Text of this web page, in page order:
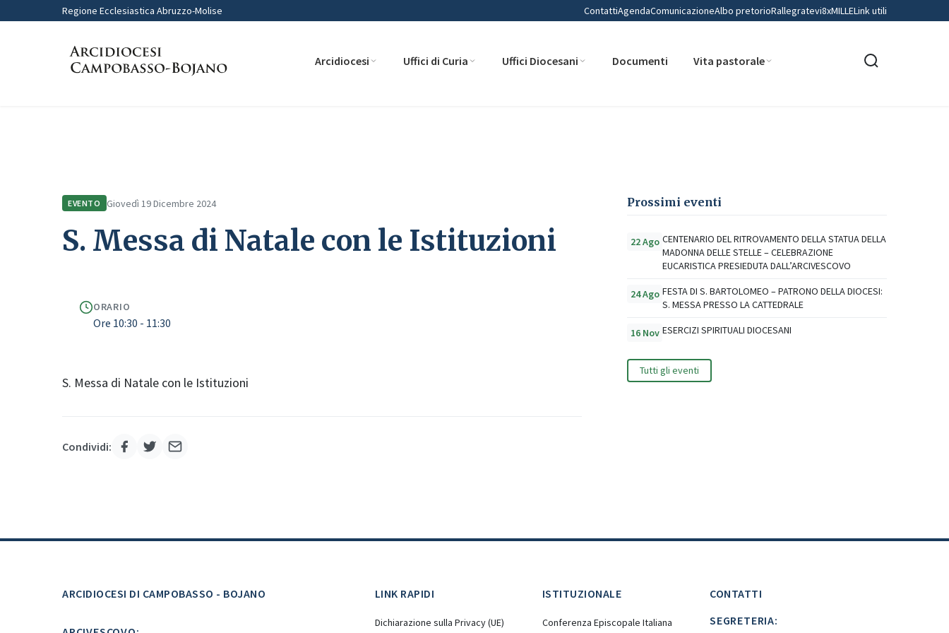
Regione Ecclesiastica Abruzzo-Molise ContattiAgendaComunicazioneAlbo pretorioRallegratevi8xMILLELink utili
Arcidiocesi Uffici di Curia Uffici Diocesani Documenti Vita pastorale
EVENTO Giovedì 19 Dicembre 2024
S. Messa di Natale con le Istituzioni
ORARIO
Ore 10:30 - 11:30
S. Messa di Natale con le Istituzioni
Condividi:
Prossimi eventi
22 Ago CENTENARIO DEL RITROVAMENTO DELLA STATUA DELLA
MADONNA DELLE STELLE – CELEBRAZIONE
EUCARISTICA PRESIEDUTA DALL’ARCIVESCOVO
24 Ago FESTA DI S. BARTOLOMEO – PATRONO DELLA DIOCESI:
S. MESSA PRESSO LA CATTEDRALE
16 Nov ESERCIZI SPIRITUALI DIOCESANI
Tutti gli eventi
ARCIDIOCESI DI CAMPOBASSO - BOJANO LINK RAPIDI
Dichiarazione sulla Privacy (UE)
ISTITUZIONALE
Conferenza Episcopale Italiana
CONTATTI
SEGRETERIA: